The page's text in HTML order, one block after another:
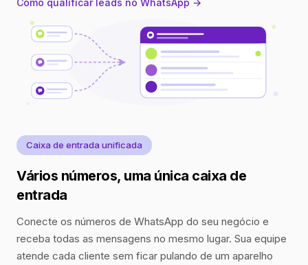
Como qualificar leads no WhatsApp →
Caixa de entrada unificada
Vários números, uma única caixa de
entrada
Conecte os números de WhatsApp do seu negócio e
receba todas as mensagens no mesmo lugar. Sua equipe
atende cada cliente sem ficar pulando de um aparelho